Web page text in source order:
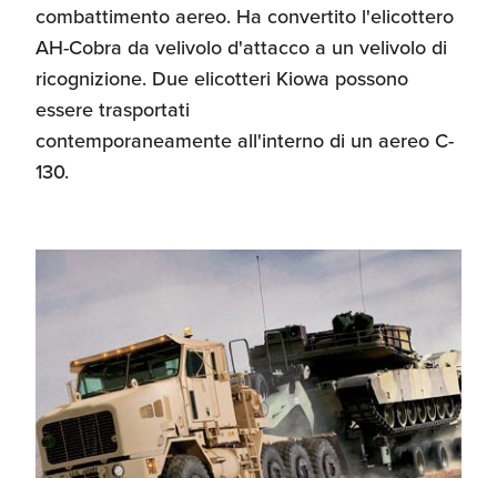
combattimento aereo. Ha convertito l'elicottero
AH-Cobra da velivolo d'attacco a un velivolo di
ricognizione. Due elicotteri Kiowa possono
essere trasportati
contemporaneamente all'interno di un aereo C-
130.